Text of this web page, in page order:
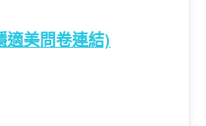
適美問卷連結)